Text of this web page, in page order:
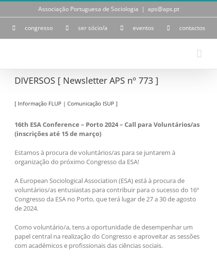
Skip
Associação Portuguesa de Sociologia | aps@aps.pt
congresso ser sócio/a eventos contactos
DIVERSOS [ Newsletter APS nº 773 ]
[ Informação FLUP | Comunicação ISUP ]
16th ESA Conference – Porto 2024 – Call para Voluntários/as
(inscrições até 15 de março)
Estamos à procura de voluntários/as para se juntarem à
organização do próximo Congresso da ESA!
A European Sociological Association (ESA) está à procura de
voluntários/as entusiastas para contribuir para o sucesso do 16º
Congresso da ESA no Porto, que terá lugar de 27 a 30 de agosto
de 2024.
Como voluntário/a, tens a oportunidade de desempenhar um
papel central na realização do Congresso e aproveitar as sessões
com académicos e profissionais das ciências sociais.